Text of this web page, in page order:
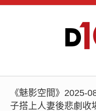
《魅影空間》2025-
子搭上人妻後悲劇收